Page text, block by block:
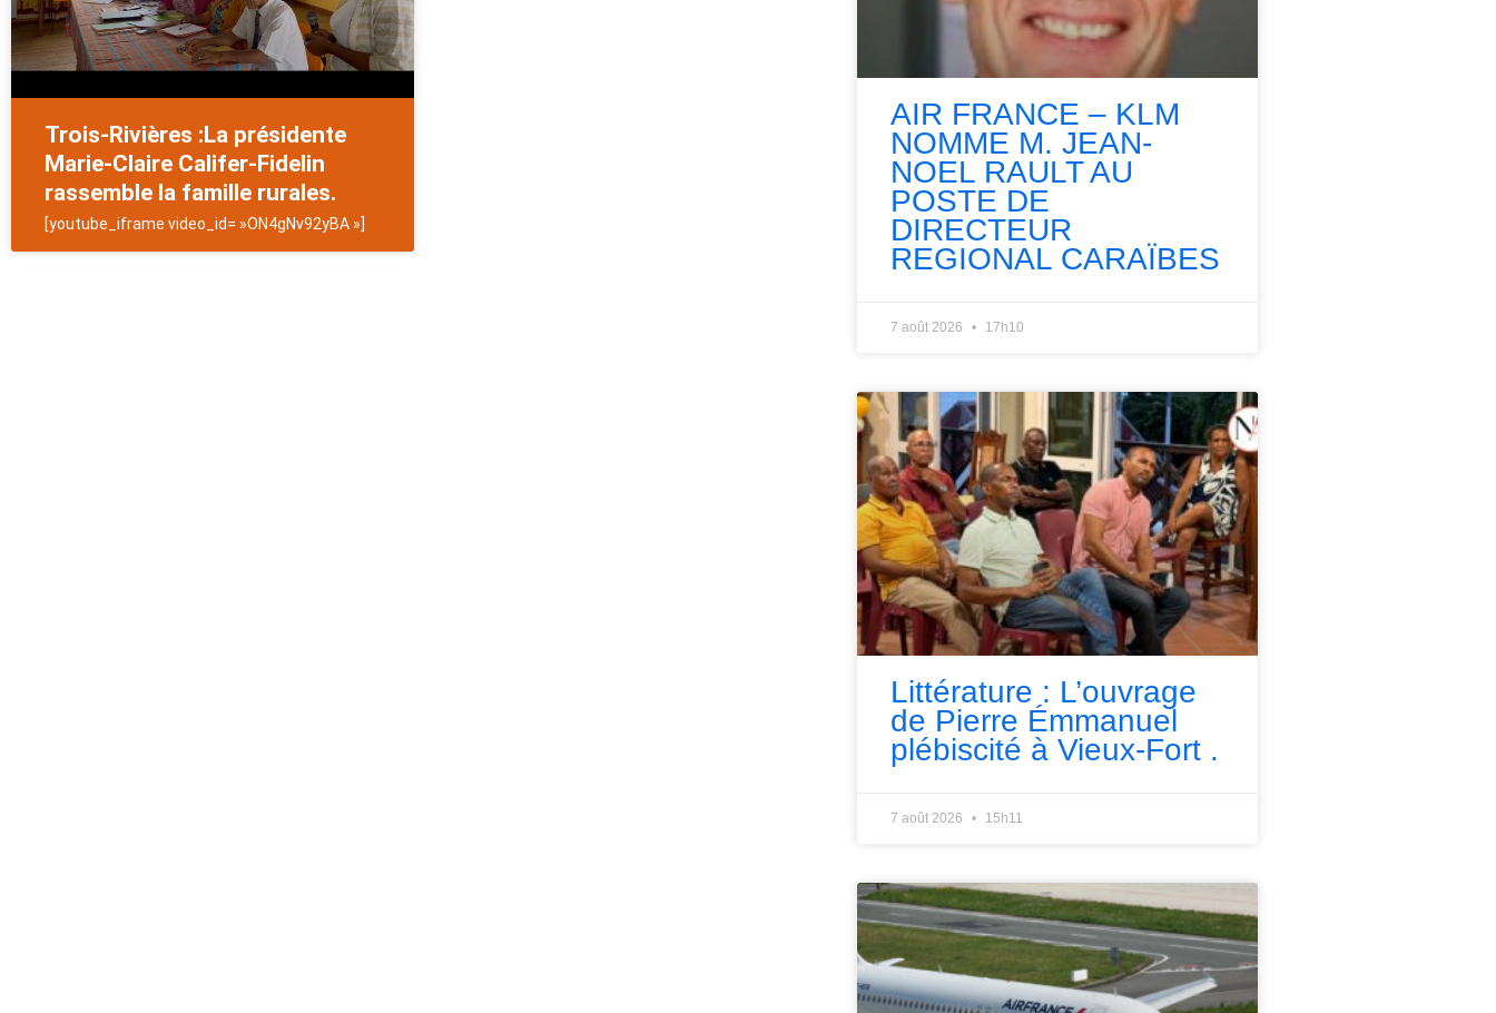
Trois-Rivières :La présidente
Marie-Claire Califer-Fidelin
rassemble la famille rurales.
[youtube_iframe video_id= »ON4gNv92yBA »]
AIR FRANCE – KLM
NOMME M. JEAN-
NOEL RAULT AU
POSTE DE
DIRECTEUR
REGIONAL CARAÏBES
7 août 2026 17h10
Littérature : L’ouvrage
de Pierre Émmanuel
plébiscité à Vieux-Fort .
7 août 2026 15h11